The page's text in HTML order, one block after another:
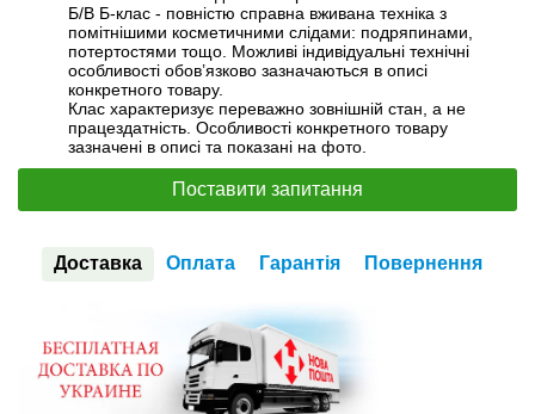
Б/В Б-клас - повністю справна вживана техніка з
помітнішими косметичними слідами: подряпинами,
потертостями тощо. Можливі індивідуальні технічні
особливості обов’язково зазначаються в описі
конкретного товару.
Клас характеризує переважно зовнішній стан, а не
працездатність. Особливості конкретного товару
зазначені в описі та показані на фото.
Поставити запитання
Доставка Оплата Гарантія Повернення